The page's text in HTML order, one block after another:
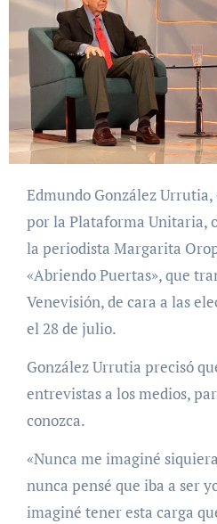
Edmundo González Urrutia, candidato presidencial
por la Plataforma Unitaria,
la periodista Margarita
«Abriendo Puertas», que
Venevisión, de cara a las
el 28 de julio.
González Urrutia precisó
entrevistas a los medios,
conozca.
«Nunca me imaginé
nunca pensé que iba a ser
imaginé tener esta carga